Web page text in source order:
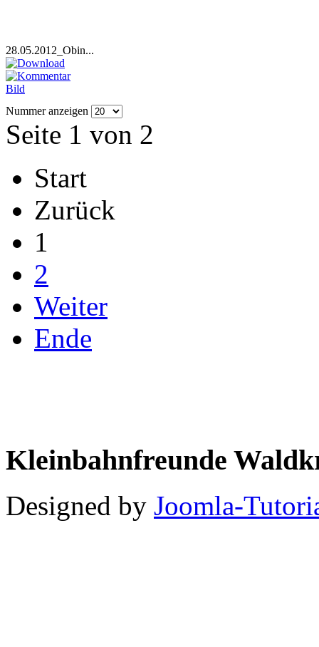
28.05.2012_Obin...
Nummer anzeigen
Seite 1 von 2
Start
Zurück
1
2
Weiter
Ende
Kleinbahnfreunde
Designed by Joomla-